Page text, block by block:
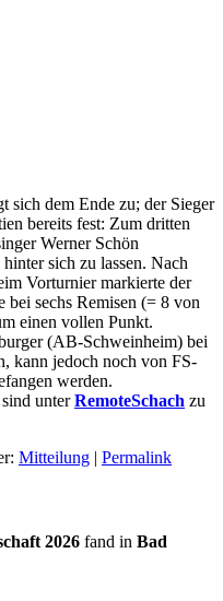
sich dem Ende zu; der Sieger
bereits fest: Zum dritten
Werner Schön
sich zu lassen. Nach
Vorturnier markierte der
sechs Remisen (= 8 von
einen vollen Punkt.
(AB-Schweinheim) bei
kann jedoch noch von FS-
werden.
unterRemoteSchach zu
Mitteilung | Permalink
2026 fand in Bad